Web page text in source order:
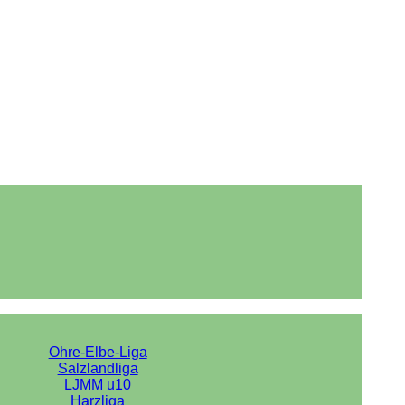
Ohre-Elbe-Liga
Salzlandliga
LJMM u10
Harzliga